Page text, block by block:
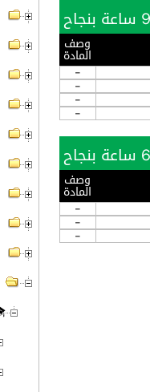
وصف
المادة
-
-
-
-
وصف
المادة
-
-
-